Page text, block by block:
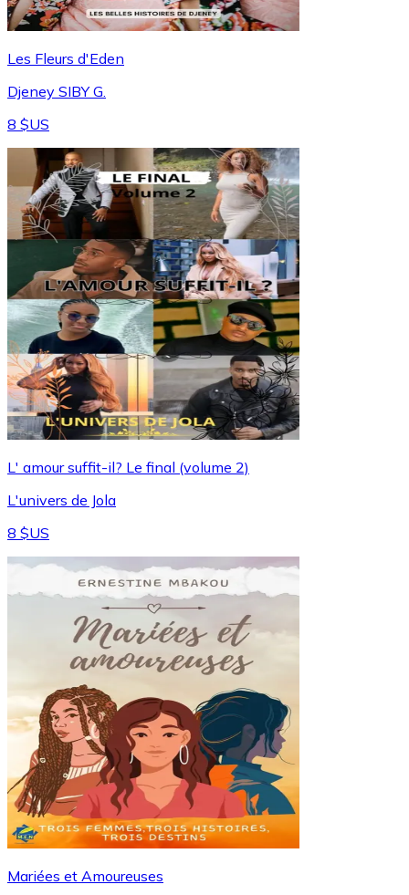
Les Fleurs d'Eden
Djeney SIBY G.
8 $US
L' amour suffit-il? Le final (volume 2)
L'univers de Jola
8 $US
Mariées et Amoureuses